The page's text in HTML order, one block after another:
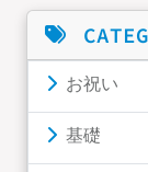
お祝い
基礎